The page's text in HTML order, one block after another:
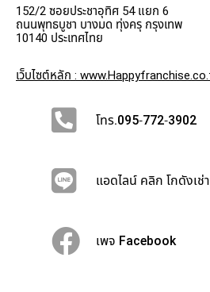
152/2 ซอยประชาอุทิศ 54 แยก 6
ถนนพุทธบูชา บางมด ทุ่งครุ กรุงเทพ
10140 ประเทศไทย
เว็บไซต์หลัก :
โทร.095-772-3902
แอดไลน์ คลิก โกดังเช่
เพจ Facebook